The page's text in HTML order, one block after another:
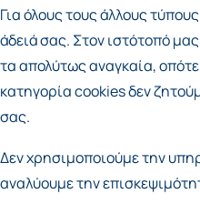
Για όλους τους άλλους
άδειά σας. Στον ιστότοπό
τα απολύτως αναγκαία,
κατηγορία cookies δεν
σας.
Δεν χρησιμοποιούμε την
αναλύουμε την